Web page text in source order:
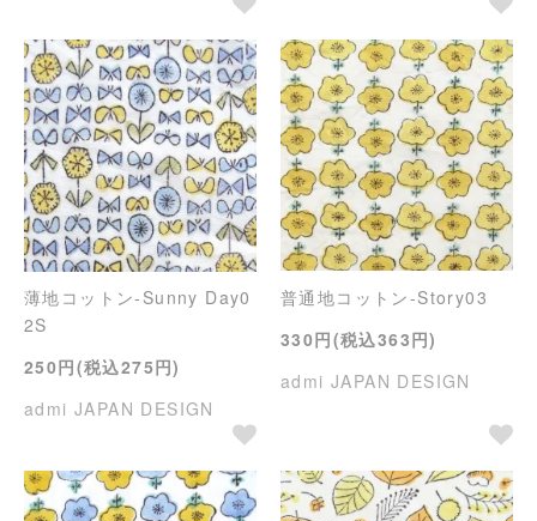
薄地コットン-Sunny Day0
2S
250円(税込275円)
admi JAPAN DESIGN
普通地コットン-Story03
330円(税込363円)
admi JAPAN DESIGN